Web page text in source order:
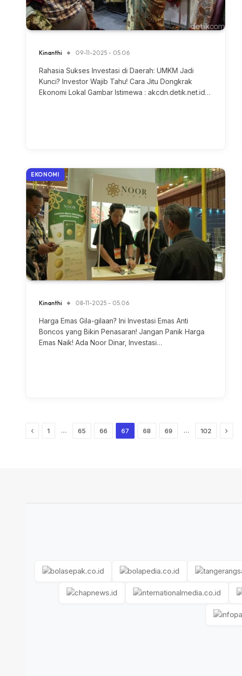
Kinanthi 09-11-2025 - 05.06
Rahasia Sukses Investasi di Daerah: UMKM Jadi
Kunci? Investor Wajib Tahu! Cara Jitu Dongkrak
Ekonomi Lokal Gambar Istimewa : akcdn.detik.net.id…
EKONOMI
Kinanthi 08-11-2025 - 05.06
Harga Emas Gila-gilaan? Ini Investasi Emas Anti
Boncos yang Bikin Penasaran! Jangan Panik Harga
Emas Naik! Ada Noor Dinar, Investasi…
Previous
1 … 65 66 67 68 69 … 102 Next